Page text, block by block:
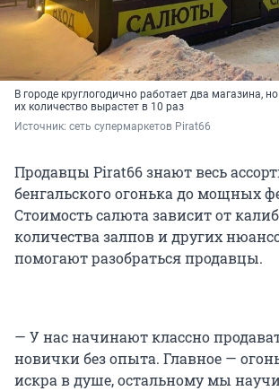
В городе круглогодично работает два магазина,
их количество вырастет в 10 раз
Источник: сеть супермаркетов Pirat66
Продавцы Pirat66 знают весь
бенгальского огонька до мощных
Стоимость салюта зависит от
количества залпов и других
помогают разобраться продавцы.
— У нас начинают классно
новички без опыта. Главное —
искра в душе, остальному мы